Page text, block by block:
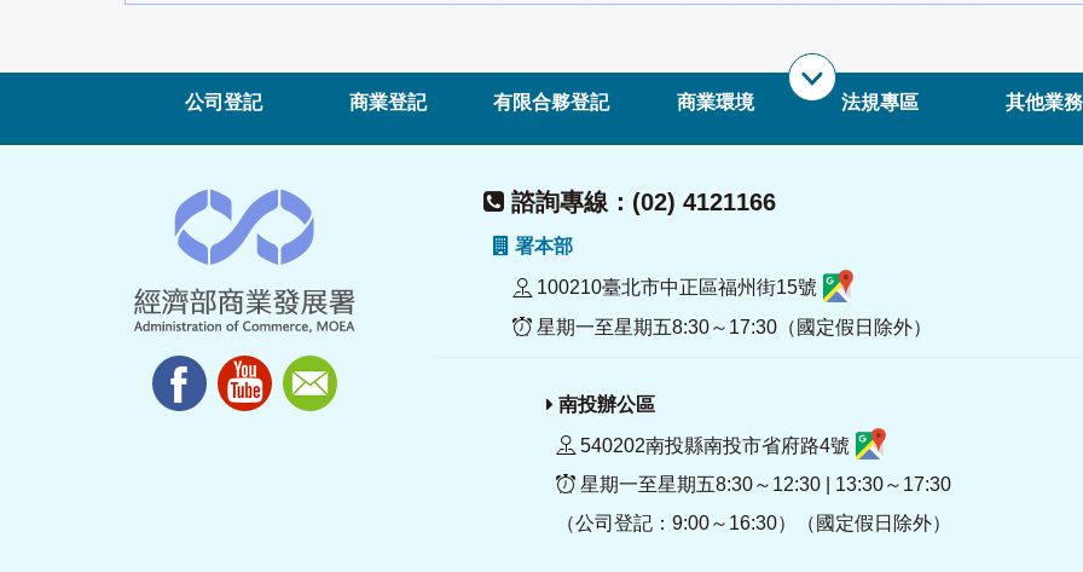
公司登記 商業登記 有限合夥登記 商業環境 法規專區 其他業務
諮詢專線：(02) 4121166
署本部
100210臺北市中正區福州街15號
星期一至星期五8:30～17:30（國定假日除外）
南投辦公區
540202南投縣南投市省府路4號
星期一至星期五8:30～12:30 | 13:30～17:30
（公司登記：9:00～16:30）（國定假日除外）